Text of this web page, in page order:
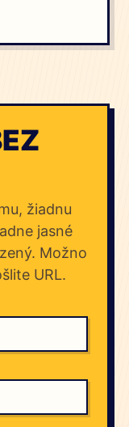
žiadnu
jasné
Možno
URL.